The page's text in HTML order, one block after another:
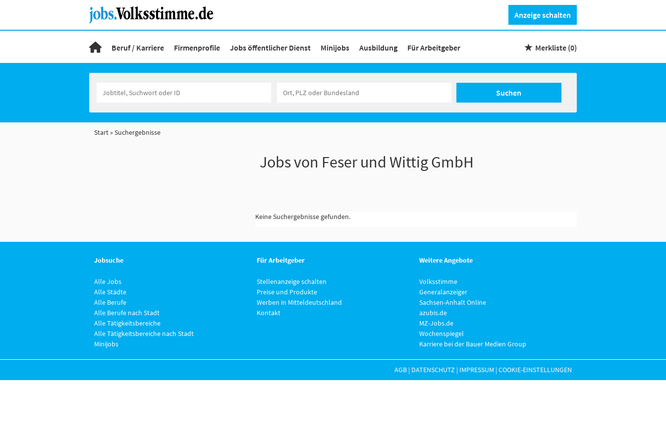
Anzeige schalten
Beruf / Karriere Firmenprofile Jobs öffentlicher Dienst Minijobs Ausbildung Für Arbeitgeber Merkliste (0)
Suchen
Start Suchergebnisse
Jobs von Feser und Wittig GmbH
Keine Suchergebnisse gefunden.
Jobsuche
Alle Jobs
Alle Städte
Alle Berufe
Alle Berufe nach Stadt
Alle Tätigkeitsbereiche
Alle Tätigkeitsbereiche nach Stadt
Minijobs
Für Arbeitgeber
Stellenanzeige schalten
Preise und Produkte
Werben in Mitteldeutschland
Kontakt
Weitere Angebote
Volksstimme
Generalanzeiger
Sachsen-Anhalt Online
azubis.de
MZ-Jobs.de
Wochenspiegel
Karriere bei der Bauer Medien Group
AGB | DATENSCHUTZ | IMPRESSUM |COOKIE-EINSTELLUNGEN